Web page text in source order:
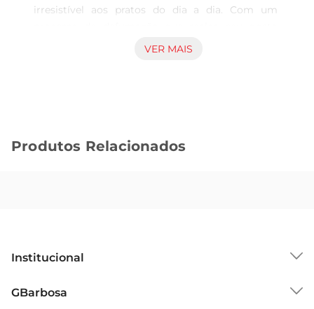
irresistível aos pratos do dia a dia. Com um
característico, este bacon é perfeito para ser
Qualidade que você pode confiar
atendem às expectativas dos consumidores. Cada
proporcionar a melhor experiência gastronômica.
VER MAIS
Produtos Relacionados
Institucional
Grupo Cencosud
GBarbosa